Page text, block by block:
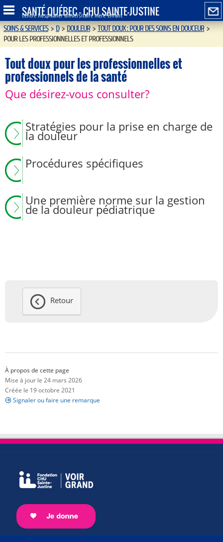
SANTÉ QUÉBEC - CHU SAINTE-JUSTINE
Centre hospitalier universitaire mère-enfant
SOINS & SERVICES>D>DOULEUR>TOUT DOUX : POUR DES SOINS EN DOUCEUR>
POUR LES PROFESSIONNELLES ET PROFESSIONNELS
Tout doux pour les professionnelles et
professionnels de la santé
Que désirez-vous consulter?
Stratégies pour la prise en charge de
la douleur
Procédures spécifiques
Une première norme sur la gestion
de la douleur pédiatrique
Retour
À propos de cette page
Mise à jour le 24 mars 2026
Créée le 19 octobre 2021
Signaler ou faire une remarque